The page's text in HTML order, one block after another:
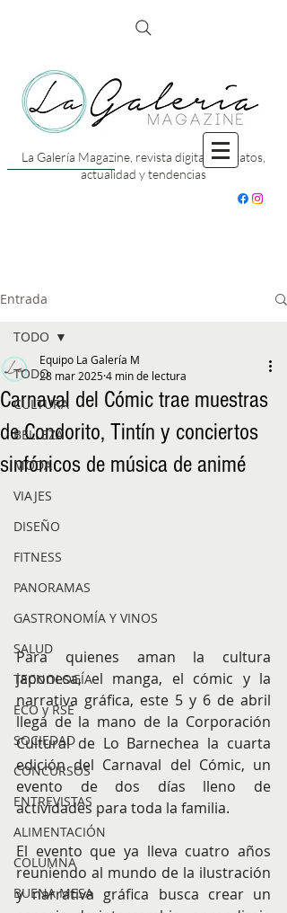
La Galería Magazine, revista digital con datos,
actualidad y tendencias
Entrada
TODO
CULTURA
BELLEZA
MODA
VIAJES
DISEÑO
FITNESS
PANORAMAS
GASTRONOMÍA Y VINOS
SALUD
TECNOLOGÍA
ECO y RSE
SOCIEDAD
CONCURSOS
ENTREVISTAS
ALIMENTACIÓN
COLUMNA
BUENA MESA
TODO
Carnaval del Cómic trae muestras
de Condorito, Tintín y conciertos
sinfónicos de música de animé
Equipo La Galería M
28 mar 20254 min de lectura
Para quienes aman la cultura
japonesa, el manga, el cómic y la
narrativa gráfica, este 5 y 6 de abril
llega de la mano de la Corporación
Cultural de Lo Barnechea la cuarta
edición del Carnaval del Cómic, un
evento de dos días lleno de
actividades para toda la familia.
El evento que ya lleva cuatro años
reuniendo al mundo de la ilustración
y narrativa gráfica busca crear un